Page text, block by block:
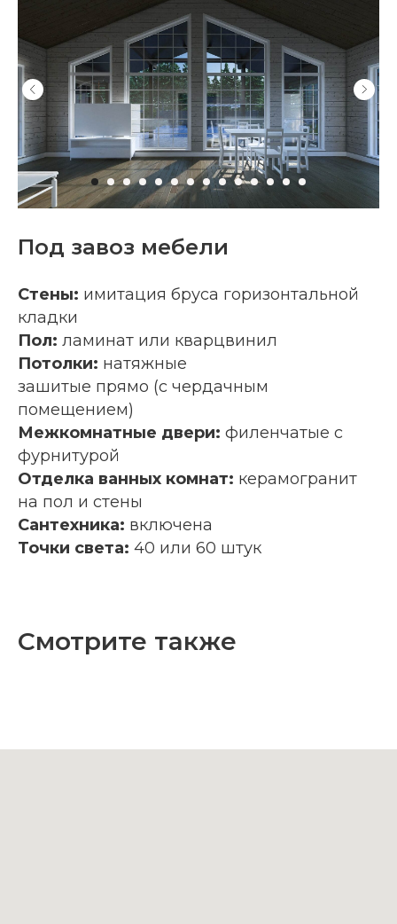
Под завоз мебели
Стены: имитация бруса горизонтальной
кладки
Пол: ламинат или кварцвинил
Потолки: натяжные
зашитые прямо (с чердачным
помещением)
Межкомнатные двери: филенчатые с
фурнитурой
Отделка ванных комнат: керамогранит
на пол и стены
Сантехника: включена
Точки света: 40 или 60 штук
Смотрите также